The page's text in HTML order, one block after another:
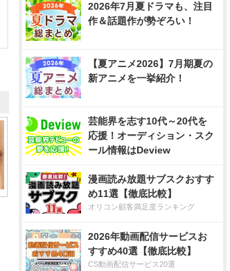
2026年7月夏ドラマも、注目
作＆話題作が勢ぞろい！
【夏アニメ2026】7月期夏の
新アニメを一挙紹介！
芸能界を志す10代～20代を
応援！オーディション・スク
ール情報はDeview
漫画読み放題サブスクおすす
め11選【徹底比較】
オリコン顧客満足度ランキング
2026年動画配信サービスお
すすめ40選【徹底比較】
CS動画配信サービス20選